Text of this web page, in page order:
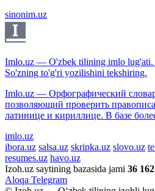
sinonim.uz
Imlo.uz — O'zbek tilining imlo lug'ati.
So'zning to'g'ri yozilishini tekshiring.
Imlo.uz — Орфографический
позволяющий проверить
латинице и кириллице. В базе
imlo.uz
ibora.uz salsa.uz skripka.uz slovo.uz
resumes.uz havo.uz
Izoh.uz saytining bazasida jami 36 162
Aloqa Telegram